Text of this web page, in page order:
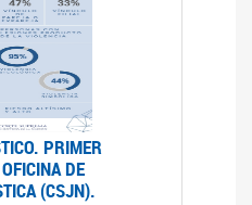
PRIMER
DE
(CSJN).